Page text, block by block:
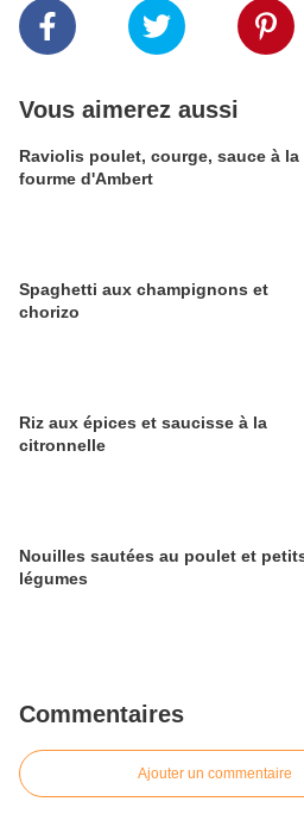
Vous aimerez aussi
Raviolis poulet, courge, sauce à la
fourme d'Ambert
Spaghetti aux champignons et
chorizo
Riz aux épices et saucisse à la
citronnelle
Nouilles sautées au poulet et
légumes
Commentaires
Ajouter un commentaire